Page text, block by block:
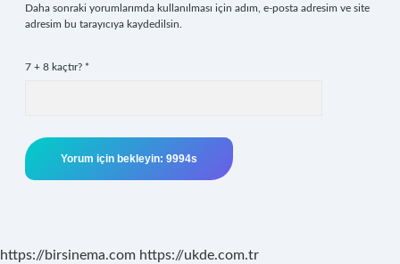
Daha sonraki yorumlarımda kullanılması için adım, e-posta adresim ve site
adresim bu tarayıcıya kaydedilsin.
7 + 8 kaçtır? *
https://birsinema.com https://ukde.com.tr